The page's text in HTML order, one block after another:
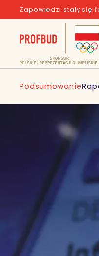
Zapowiedzi stały się
Podsumowanie